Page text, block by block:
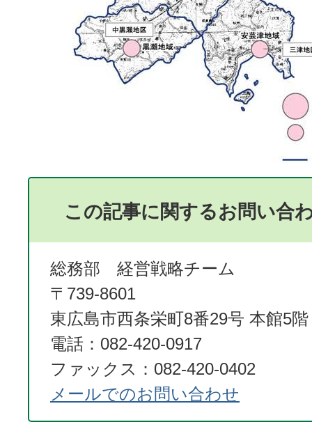
この記事に関するお問い合
総務部 経営戦略チーム
〒739-8601
東広島市西条栄町8番29号 本館5階
電話：082-420-0917
ファックス：082-420-0402
メールでのお問い合わせ